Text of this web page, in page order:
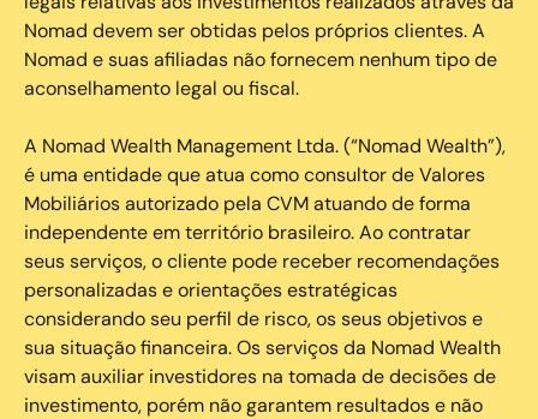
Nomad devem ser obtidas pelos próprios clientes. A
Nomad e suas afiliadas não fornecem nenhum tipo de
aconselhamento legal ou fiscal.
A Nomad Wealth Management Ltda. (“Nomad Wealth”),
é uma entidade que atua como consultor de Valores
Mobiliários autorizado pela CVM atuando de forma
independente em território brasileiro. Ao contratar
seus serviços, o cliente pode receber recomendações
personalizadas e orientações estratégicas
considerando seu perfil de risco, os seus objetivos e
sua situação financeira. Os serviços da Nomad Wealth
visam auxiliar investidores na tomada de decisões de
investimento, porém não garantem resultados e não